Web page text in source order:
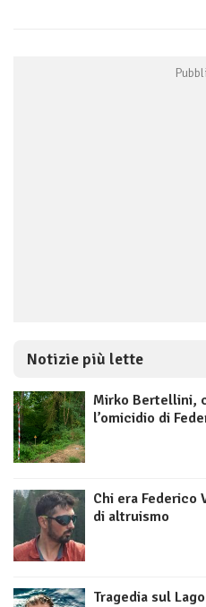
Notizie più lette
Mirko Bertellini,
l’omicidio di
Chi era Federico
di altruismo
Tragedia sul